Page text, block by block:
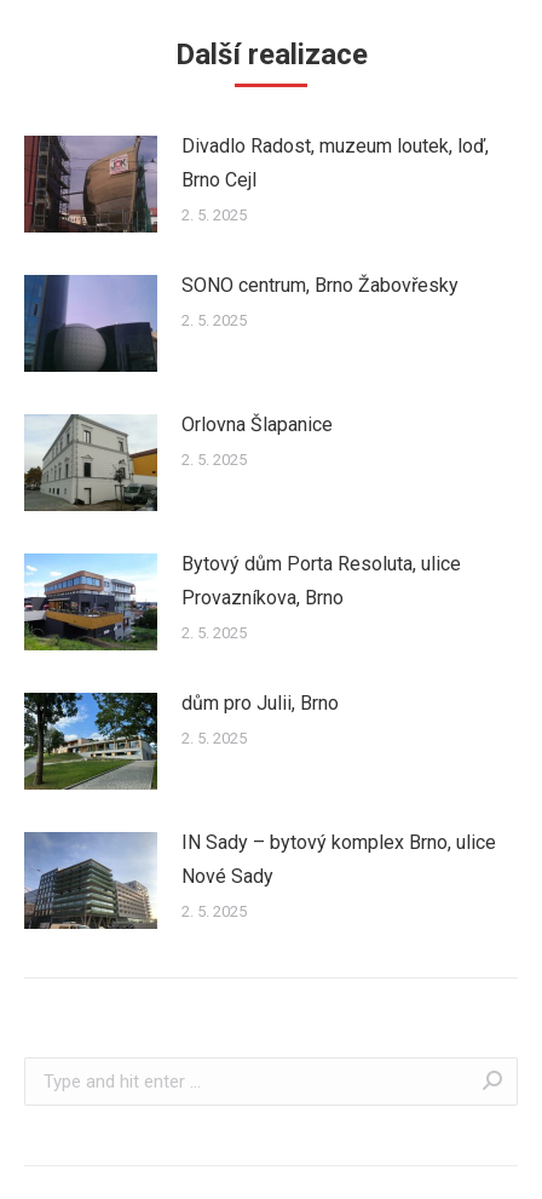
Další realizace
Divadlo Radost, muzeum loutek, loď,
Brno Cejl
2. 5. 2025
SONO centrum, Brno Žabovřesky
2. 5. 2025
Orlovna Šlapanice
2. 5. 2025
Bytový dům Porta Resoluta, ulice
Provazníkova, Brno
2. 5. 2025
dům pro Julii, Brno
2. 5. 2025
IN Sady – bytový komplex Brno, ulice
Nové Sady
2. 5. 2025
Search: